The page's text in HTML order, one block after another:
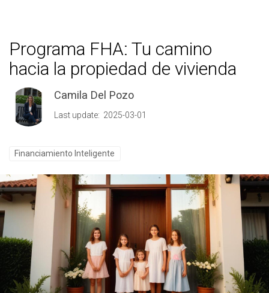
Programa FHA: Tu camino
hacia la propiedad de vivienda
Camila Del Pozo
Last update: 2025-03-01
Financiamiento Inteligente